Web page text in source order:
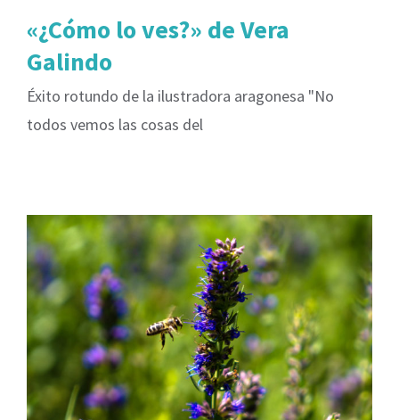
«¿Cómo lo ves?» de Vera
Galindo
Éxito rotundo de la ilustradora aragonesa "No
todos vemos las cosas del